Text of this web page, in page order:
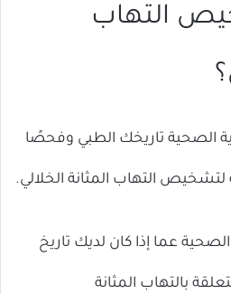
التهاب
الصحية تاريخك الطبي وفحصًا
التهاب المثانة الخلالي.
عما إذا كان لديك تاريخ
بالتهاب المثانة